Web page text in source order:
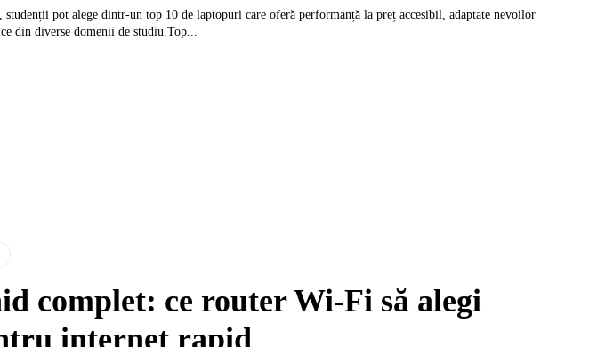
studenții pot alege dintr-un top 10 de laptopuri care oferă performanță la preț accesibil, adaptate nevoilor
din diverse domenii de studiu.Top...
complet: ce router Wi-Fi să alegi
internet rapid